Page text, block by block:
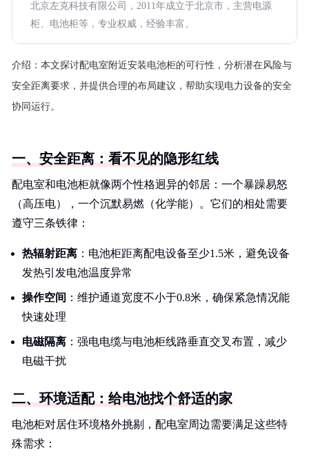
北京左克科技有限公司，2011年成立于北京市，主营电源
柜、电池柜等，专业权威，经验丰富。
介绍： 本文探讨配电室附近安装电池柜的可行性，分析潜在风险与
安全距离要求，并提供合理的布局建议，帮助实现电力设备的安全
协同运行。
一、安全距离：看不见的隐形红线
配电室和电池柜就像两个性格迥异的邻居：一个暴躁易怒
（高压电），一个沉默易燃（化学能）。它们的相处需要
遵守三条铁律：
热辐射距离 ：电池柜距离配电设备至少1.5米，避免设备
发热引发电池温度异常
操作空间 ：维护通道宽度不小于0.8米，确保紧急情况能
快速处理
电磁隔离 ：强电电缆与电池柜线路垂直交叉布置，减少
电磁干扰
二、环境适配：给电池找个舒适的家
电池柜对居住环境格外挑剔，配电室周边需要满足这些特
殊需求：